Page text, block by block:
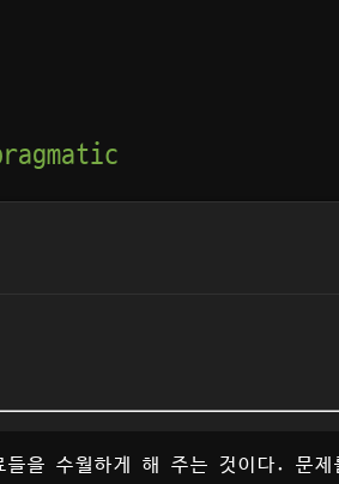
을 수월하게 해 주는 것이다. 문